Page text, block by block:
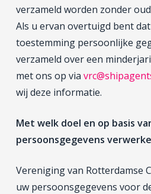
verzameld worden zonder
Als u ervan overtuigd bent
toestemming persoonlijke
verzameld over een
met ons op via
wij deze informatie.
Met welk doel en op basis
persoonsgegevens
Vereniging van Rotterdamse
uw persoonsgegevens voor